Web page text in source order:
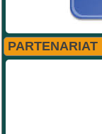
PARTENARIAT